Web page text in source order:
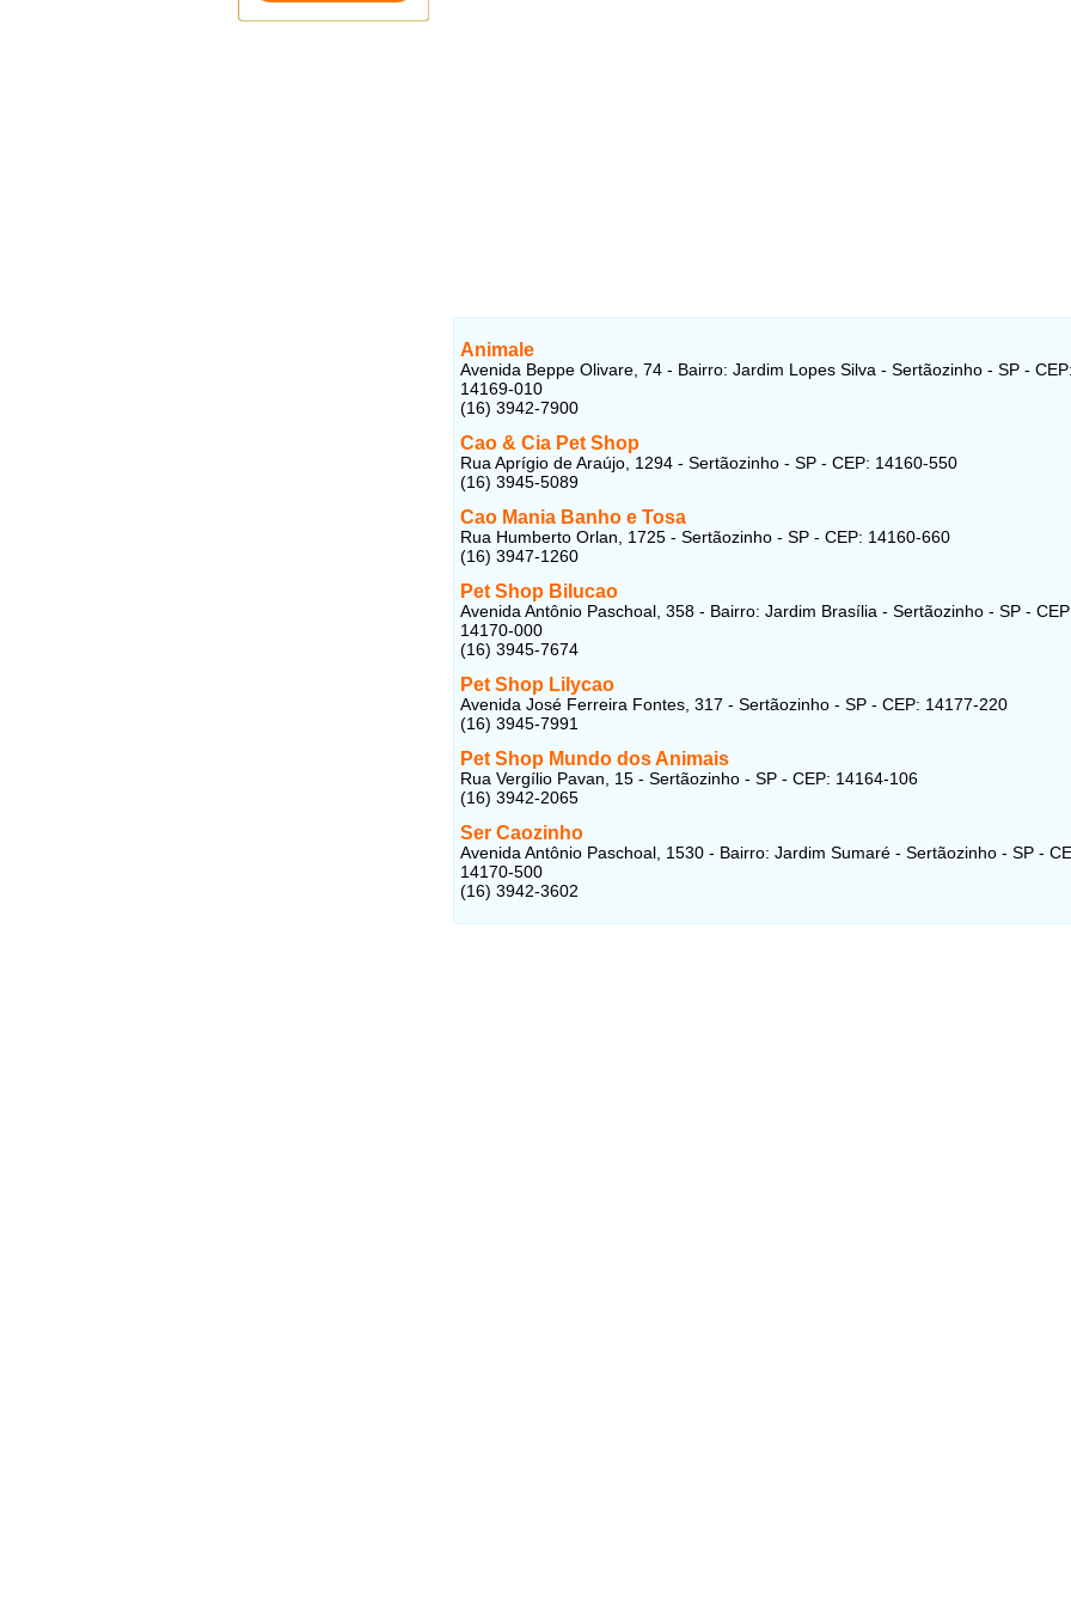
Animale
Avenida Beppe Olivare, 74 - Bairro: Jardim Lopes Silva - Sertãozinho - SP - CEP:
14169-010
(16) 3942-7900
Cao & Cia Pet Shop
Rua Aprígio de Araújo, 1294 - Sertãozinho - SP - CEP: 14160-550
(16) 3945-5089
Cao Mania Banho e Tosa
Rua Humberto Orlan, 1725 - Sertãozinho - SP - CEP: 14160-660
(16) 3947-1260
Pet Shop Bilucao
Avenida Antônio Paschoal, 358 - Bairro: Jardim Brasília - Sertãozinho - SP -
14170-000
(16) 3945-7674
Pet Shop Lilycao
Avenida José Ferreira Fontes, 317 - Sertãozinho - SP - CEP: 14177-220
(16) 3945-7991
Pet Shop Mundo dos Animais
Rua Vergílio Pavan, 15 - Sertãozinho - SP - CEP: 14164-106
(16) 3942-2065
Ser Caozinho
Avenida Antônio Paschoal, 1530 - Bairro: Jardim Sumaré - Sertãozinho - SP -
14170-500
(16) 3942-3602